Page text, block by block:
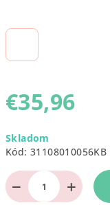
€35,96
cena:
Skladom
Kód: 31108010056KB
+
−